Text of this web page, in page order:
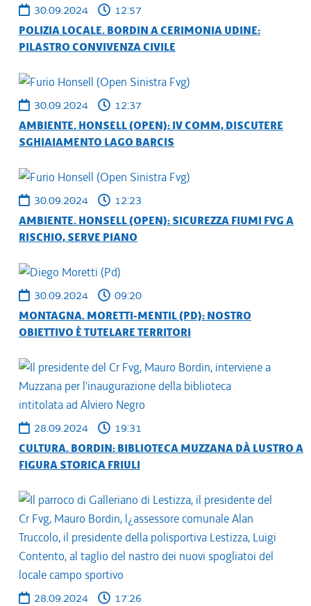
30.09.2024 12:57
POLIZIA LOCALE. BORDIN A CERIMONIA UDINE:
PILASTRO CONVIVENZA CIVILE
30.09.2024 12:37
AMBIENTE. HONSELL (OPEN): IV COMM, DISCUTERE
SGHIAIAMENTO LAGO BARCIS
30.09.2024 12:23
AMBIENTE. HONSELL (OPEN): SICUREZZA FIUMI FVG A
RISCHIO, SERVE PIANO
30.09.2024 09:20
MONTAGNA. MORETTI-MENTIL (PD): NOSTRO
OBIETTIVO È TUTELARE TERRITORI
28.09.2024 19:31
CULTURA. BORDIN: BIBLIOTECA MUZZANA DÀ LUSTRO A
FIGURA STORICA FRIULI
28.09.2024 17:26